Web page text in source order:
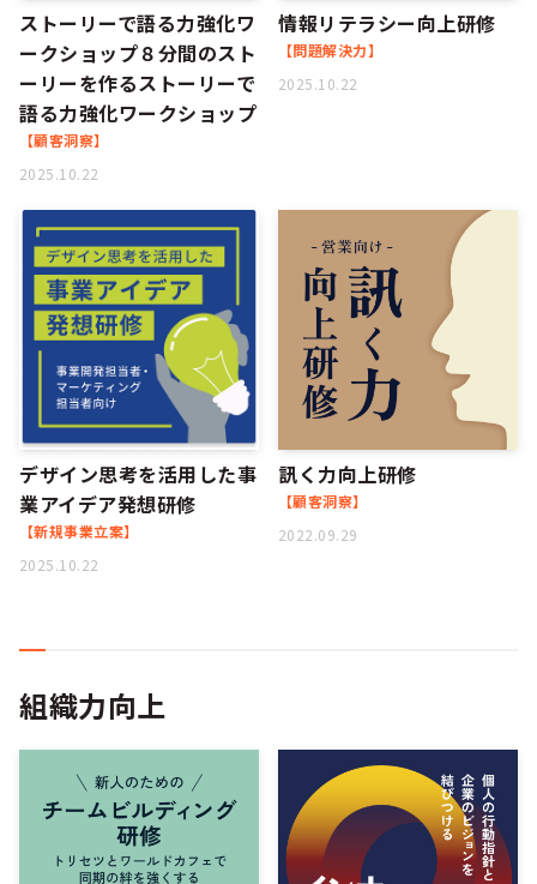
ストーリーで語る力強化ワ
ークショップ８分間のスト
ーリーを作るストーリーで
語る力強化ワークショップ
【顧客洞察】
2025.10.22
情報リテラシー向上研修
【問題解決力】
2025.10.22
デザイン思考を活用した事
業アイデア発想研修
【新規事業立案】
2025.10.22
訊く力向上研修
【顧客洞察】
2022.09.29
組織力向上